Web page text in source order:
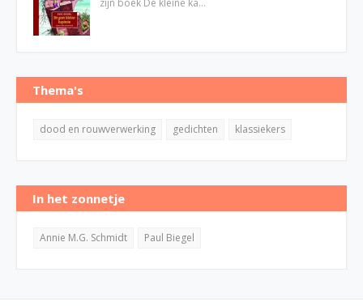
zijn boek De kleine ka…
Thema's
dood en rouwverwerking gedichten klassiekers
In het zonnetje
Annie M.G. Schmidt Paul Biegel